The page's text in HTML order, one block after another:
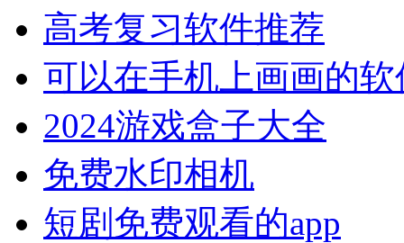
高考复习软件推荐
可以在手机上画画的软
2024游戏盒子大全
免费水印相机
短剧免费观看的app